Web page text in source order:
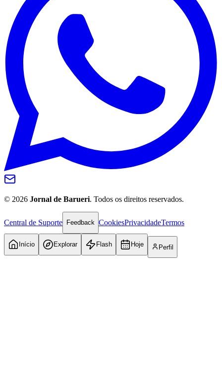
Grêmio
© 2026 Jornal de Barueri. Todos os direitos reservados.
Central de Suporte Feedback CookiesPrivacidadeTermos
Início Explorar Flash Hoje Perfil